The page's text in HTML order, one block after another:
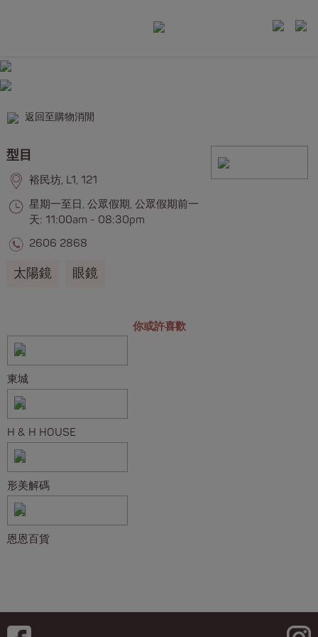
返回至購物消閒
型目
裕民坊, L1, 121
星期一至日, 公眾假期, 公眾假期前一
天: 11:00am - 08:30pm
2606 2868
太陽鏡 眼鏡
你或許喜歡
東城
H & H HOUSE
形美解碼
恩恩百貨